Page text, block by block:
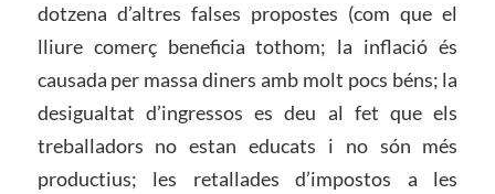
dotzena d’altres falses propostes (com que el
lliure comerç beneficia tothom; la inflació és
causada per massa diners amb molt pocs béns; la
desigualtat d’ingressos es deu al fet que els
treballadors no estan educats i no són més
productius; les retallades d’impostos a les